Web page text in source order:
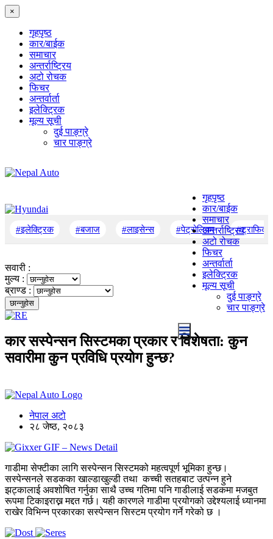
×
गृहपृष्‍ठ
कार/बाईक
समाचार
अन्तर्राष्ट्रिय
अटो रोचक
फिचर
अन्तर्वार्ता
इलेक्ट्रिक
मूल्य सूची
दुई पाङ्ग्रे
चार पाङ्ग्रे
गृहपृष्‍ठ
कार/बाईक
समाचार
अन्तर्राष्ट्रिय
अटो रोचक
फिचर
अन्तर्वार्ता
इलेक्ट्रिक
मूल्य सूची
दुई पाङ्ग्रे
चार पाङ्ग्रे
#इलेक्ट्रिक #बजाज #लाइसेन्स #पेट्रोलियम #ट्राफिक
सवारी :
मुल्य :
ब्राण्ड :
कार सस्पेन्सन सिस्टमका प्रकार र विशेषता: कुन
सवारीमा कुन प्रविधि प्रयोग हुन्छ?
नेपाल अटो
२८ जेष्ठ, २०८३
गाडीमा सेफ्टीका लागि सस्पेन्सन सिस्टमको महत्वपूर्ण भूमिका हुन्छ।
सस्पेन्सनले सडकका खाल्डाखुल्डी तथा कच्ची सतहबाट उत्पन्न हुने
झट्कालाई अवशोषित गर्नुका साथै उच्च गतिमा पनि गाडीलाई सडकमा मजबुत
रूपमा टिकाइराख्न मद्दत गर्छ। यही कारणले गाडीमा प्रयोगको उद्देश्यलाई ध्यानमा
राखेर विभिन्न प्रकारका सस्पेन्सन सिस्टम प्रयोग गर्ने गरेको छ ।